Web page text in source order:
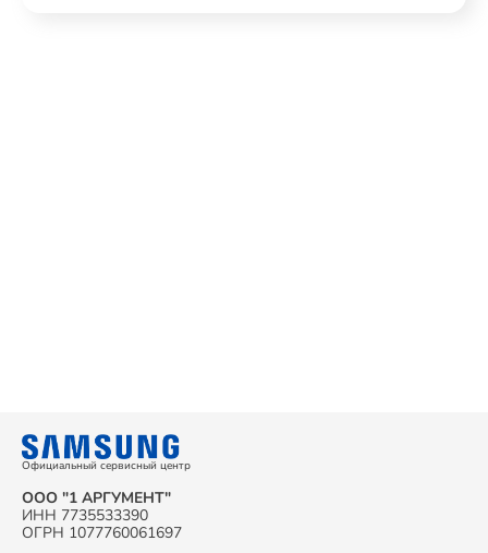
Официальный сервисный центр
ООО "1 АРГУМЕНТ"
ИНН 7735533390
ОГРН 1077760061697